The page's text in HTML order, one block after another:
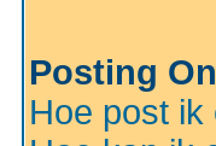
Posting
Hoe post ik